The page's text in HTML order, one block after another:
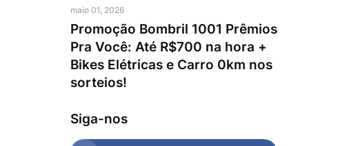
maio 01, 2026
Promoção Bombril 1001 Prêmios
Pra Você: Até R$700 na hora +
Bikes Elétricas e Carro 0km nos
sorteios!
Siga-nos